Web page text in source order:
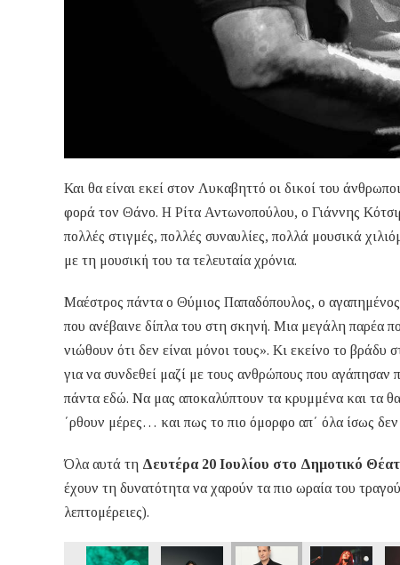
Και θα είναι εκεί στον Λυκαβηττό οι δικοί του
φορά τον Θάνο. Η Ρίτα Αντωνοπούλου, ο Γιάννης
πολλές στιγμές, πολλές συναυλίες, πολλά μουσικά
με τη μουσική του τα τελευταία χρόνια.
Μαέστρος πάντα ο Θύμιος Παπαδόπουλος, ο
που ανέβαινε δίπλα του στη σκηνή. Μια μεγάλη
νιώθουν ότι δεν είναι μόνοι τους». Κι εκείνο το
για να συνδεθεί μαζί με τους ανθρώπους που αγάπησαν
πάντα εδώ. Να μας αποκαλύπτουν τα κρυμμένα και τα
΄ρθουν μέρες… και πως το πιο όμορφο απ΄ όλα ίσως
Όλα αυτά τη Δευτέρα 20 Ιουλίου στο Δημοτικό
έχουν τη δυνατότητα να χαρούν τα πιο ωραία του
λεπτομέρειες).